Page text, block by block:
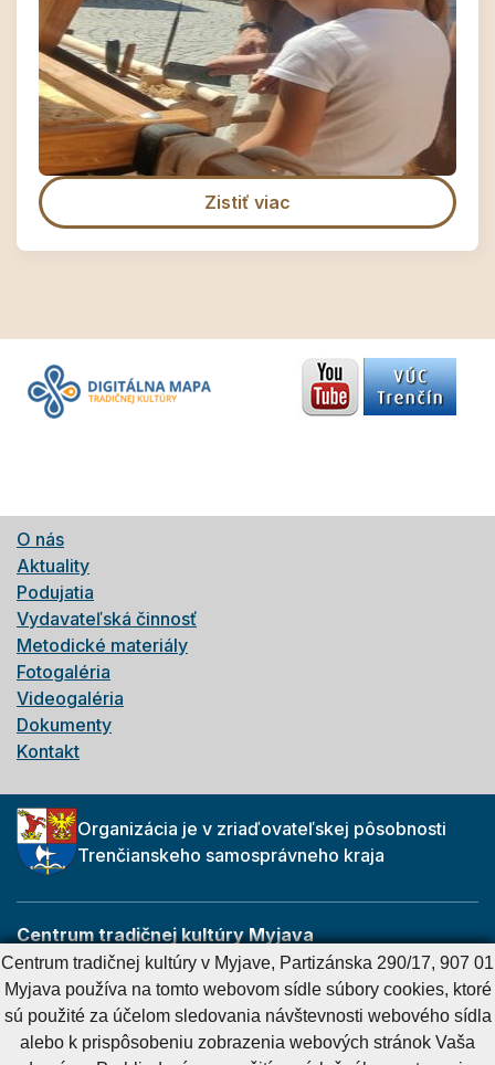
Zistiť viac
O nás
Aktuality
Podujatia
Vydavateľská činnosť
Metodické materiály
Fotogaléria
Videogaléria
Dokumenty
Kontakt
Organizácia je v zriaďovateľskej pôsobnosti
Trenčianskeho samosprávneho kraja
Centrum tradičnej kultúry Myjava
Partizánska 290/17
907 01 Myjava
Cookies nastavenieCookies - viac informáciíVyhlásenie o prístupnosti
Centrum tradičnej kultúry v Myjave, Partizánska 290/17, 907 01
Myjava používa na tomto webovom sídle súbory cookies, ktoré
sú použité za účelom sledovania návštevnosti webového sídla
alebo k prispôsobeniu zobrazenia webových stránok Vaša